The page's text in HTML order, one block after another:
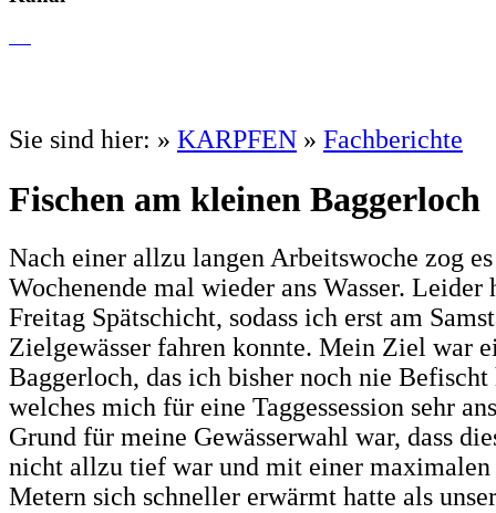
Sie sind hier: » KARPFEN » Fachberichte
Fischen am kleinen Baggerloch
Nach einer allzu langen Arbeitswoche zog
Wochenende mal wieder ans Wasser. Leider
Freitag Spätschicht, sodass ich erst am
Zielgewässer fahren konnte. Mein Ziel war
Baggerloch, das ich bisher noch nie Befischt
welches mich für eine Taggessession sehr
Grund für meine Gewässerwahl war, dass
nicht allzu tief war und mit einer
Metern sich schneller erwärmt hatte als